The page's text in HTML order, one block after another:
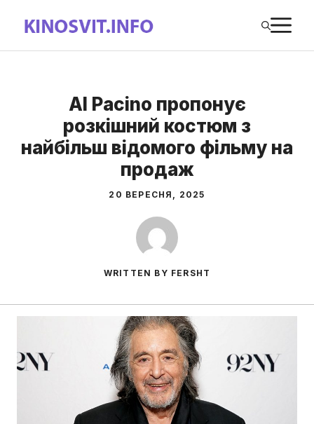
вмісту
Al Pacino пропонує
розкішний костюм з
найбільш відомого фільму на
продаж
20 ВЕРЕСНЯ, 2025
WRITTEN BY FERSHT